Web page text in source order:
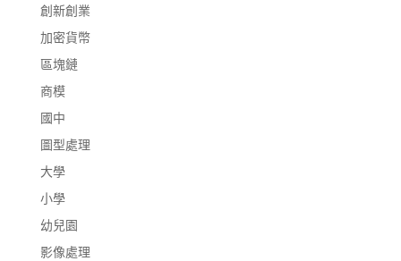
創新創業
加密貨幣
區塊鏈
商模
國中
圖型處理
大學
小學
幼兒園
影像處理